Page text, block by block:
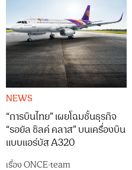
NEWS
“การบินไทย” เผยโฉมชั้นธุรกิจ
“รอยัล ซิลค์ คลาส” บนเครื่องบิน
แบบแอร์บัส A320
เรื่องONCE-team